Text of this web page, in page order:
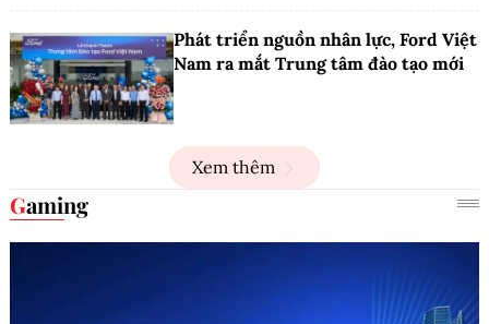
Phát triển nguồn nhân lực, Ford Việt
Nam ra mắt Trung tâm đào tạo mới
Xem thêm
Gaming